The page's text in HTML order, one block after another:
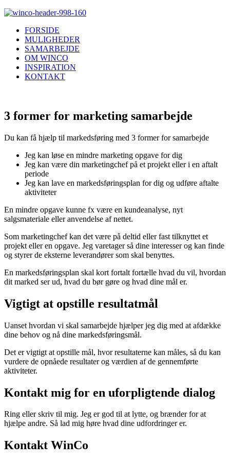
FORSIDE
MULIGHEDER
SAMARBEJDE
OM WINCO
INSPIRATION
KONTAKT
3 former for marketing samarbejde
Du kan få hjælp til markedsføring med 3 former for samarbejde
Jeg kan løse en mindre marketing opgave for dig
Jeg kan være din marketingchef på et projekt eller i en aftalt
periode
Jeg kan lave en markedsføringsplan for dig og udføre aftalte
aktiviteter
En mindre opgave kunne fx være en kundeanalyse, nyt
salgsmateriale eller anvendelse af nettet.
Som marketingchef kan det være på deltid eller fast tilknyttet et
projekt eller en opgave. Jeg varetager så dine interesser og kan finde
og styrer de eksterne leverandører som skal benyttes.
En markedsføringsplan skal kort fortalt fortælle hvad du vil, hvordan
dit marked ser ud, hvad du bør gøre og hvad dine mål er.
Vigtigt at opstille resultatmål
Uanset hvordan vi skal samarbejde hjælper jeg dig med at afdække
dine behov og nå dine markedsføringsmål.
Det er vigtigt at opstille mål, hvor resultaterne kan måles, så du kan
vurdere de opnåede resultater og værdien af de gennemførte
aktiviteter.
Kontakt mig for en uforpligtende dialog
Ring eller skriv til mig. Jeg er god til at lytte, og brænder for at
hjælpe andre. Så lad mig høre hvad dine udfordringer er.
Kontakt WinCo